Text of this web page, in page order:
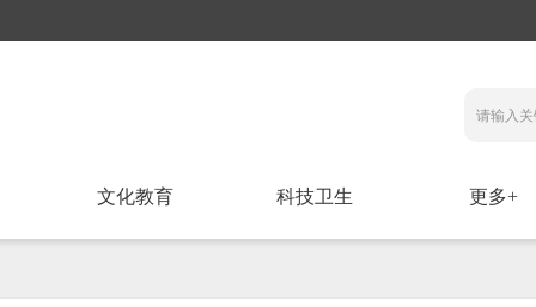
文化教育 科技卫生 更多+